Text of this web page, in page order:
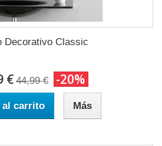
Decorativo Classic
€ 44,99 € -20%
al carrito Más